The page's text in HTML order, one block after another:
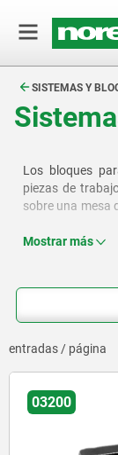
SISTEMAS Y
Los bloques
piezas de
sobre una mesa
bloques
Mostrar más
entradas / página
03200